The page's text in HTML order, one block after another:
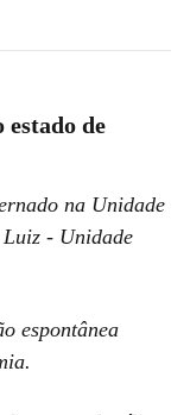
de
na Unidade
- Unidade
espontânea